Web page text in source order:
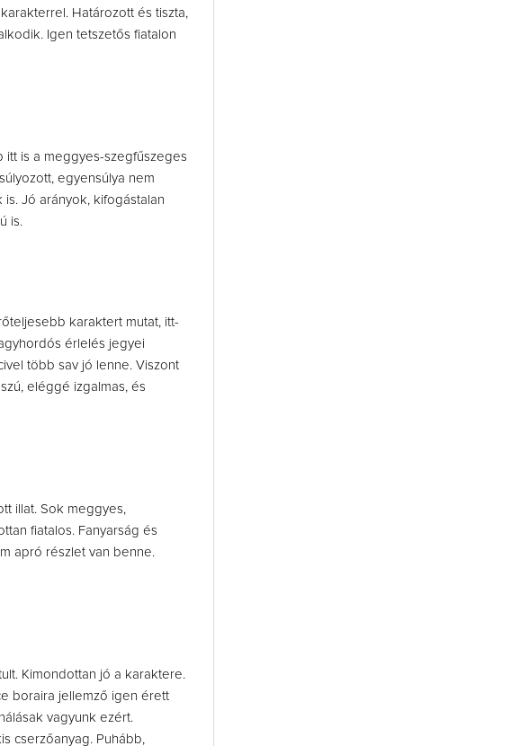
Határozott és tiszta,
Igen tetszetős fiatalon
itt is a meggyes-szegfűszeges
egyensúlya nem
Jó arányok, kifogástalan
is.
karaktert mutat, itt-
érlelés jegyei
több sav jó lenne. Viszont
eléggé izgalmas, és
illat. Sok meggyes,
fiatalos. Fanyarság és
apró részlet van benne.
Kimondottan jó a karaktere.
boraira jellemző igen érett
vagyunk ezért.
cserzőanyag. Puhább,